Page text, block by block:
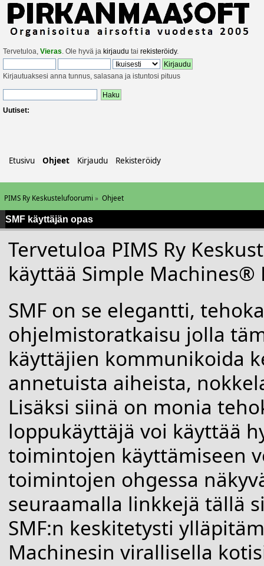
Tervetuloa, Vieras. Ole hyvä ja kirjaudu tai rekisteröidy.
Kirjautuaksesi anna tunnus, salasana ja istuntosi pituus
Uutiset:
Etusivu Ohjeet Kirjaudu Rekisteröidy
PIMS Ry Keskustelufoorumi » Ohjeet
SMF käyttäjän opas
Tervetuloa PIMS Ry
käyttää Simple Machines®
SMF on se elegantti,
ohjelmistoratkaisu jolla
käyttäjien kommunikoida
annetuista aiheista,
Lisäksi siinä on monia
loppukäyttäjä voi käyttää
toimintojen käyttämiseen
toimintojen ohgessa
seuraamalla linkkejä tällä
SMF:n keskitetysti
Machinesin virallisella